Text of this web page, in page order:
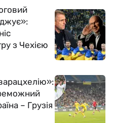
з Чехією
– Грузія